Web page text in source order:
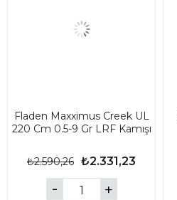
Fladen Maxximus Creek UL
220 Cm 0.5-9 Gr LRF Kamışı
₺2.331,23
₺2.590,26